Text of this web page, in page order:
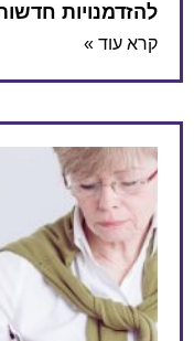
להזדמנויות
קרא עוד »